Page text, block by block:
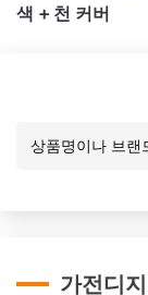
색
색 + 천 커버
가전디